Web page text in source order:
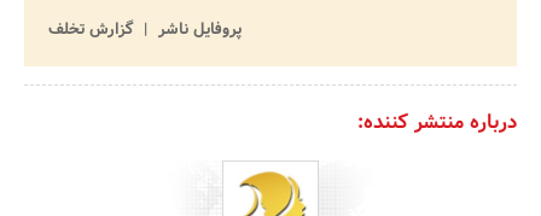
پروفایل ناشر
گزارش تخلف
درباره منتشر کننده: